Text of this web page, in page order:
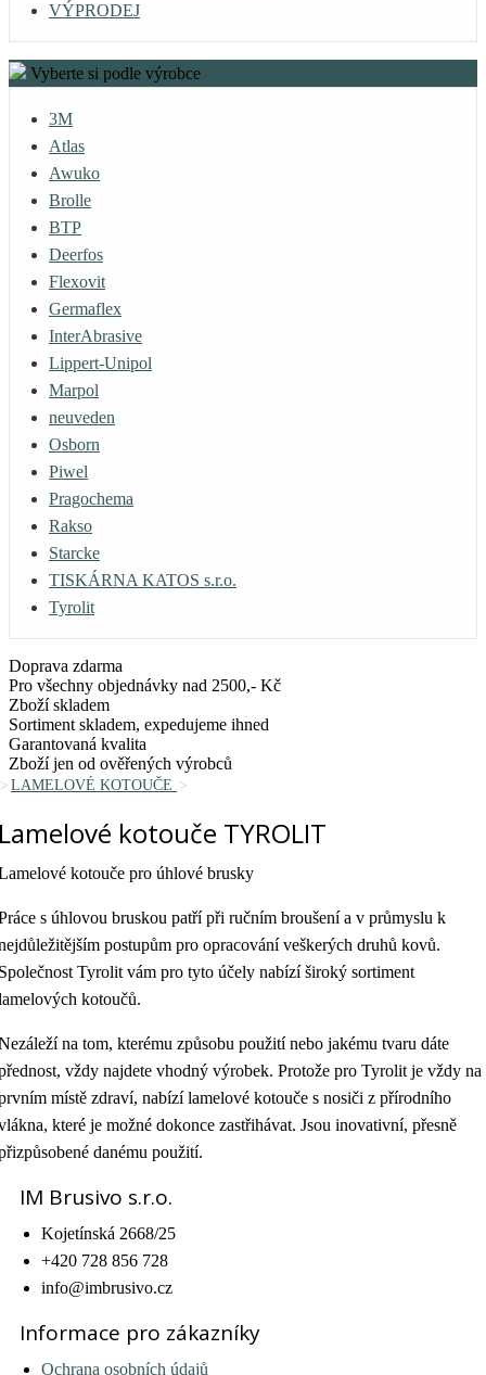
VÝPRODEJ
Vyberte si podle výrobce
3M
Atlas
Awuko
Brolle
BTP
Deerfos
Flexovit
Germaflex
InterAbrasive
Lippert-Unipol
Marpol
neuveden
Osborn
Piwel
Pragochema
Rakso
Starcke
TISKÁRNA KATOS s.r.o.
Tyrolit
Doprava zdarma
Pro všechny objednávky nad 2500,- Kč
Zboží skladem
Sortiment skladem, expedujeme ihned
Garantovaná kvalita
Zboží jen od ověřených výrobců
LAMELOVÉ KOTOUČE
kotouče TYROLIT
kotouče pro úhlové brusky
s úhlovou bruskou patří při ručním broušení a v průmyslu k
postupům pro opracování veškerých druhů kovů.
Tyrolit vám pro tyto účely nabízí široký sortiment
kotoučů.
na tom, kterému způsobu použití nebo jakému tvaru dáte
vždy najdete vhodný výrobek. Protože pro Tyrolit je vždy na
místě zdraví, nabízí lamelové kotouče s nosiči z přírodního
které je možné dokonce zastřihávat. Jsou inovativní, přesně
danému použití.
IM Brusivo s.r.o.
Kojetínská 2668/25
+420 728 856 728
info@imbrusivo.cz
Informace pro zákazníky
Ochrana osobních údajů